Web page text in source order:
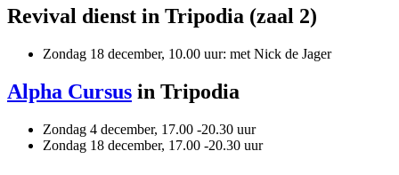
Revival dienst in Tripodia (zaal 2)
Zondag 18 december, 10.00 uur: met Nick de Jager
Alpha Cursus in Tripodia
Zondag 4 december, 17.00 -20.30 uur
Zondag 18 december, 17.00 -20.30 uur